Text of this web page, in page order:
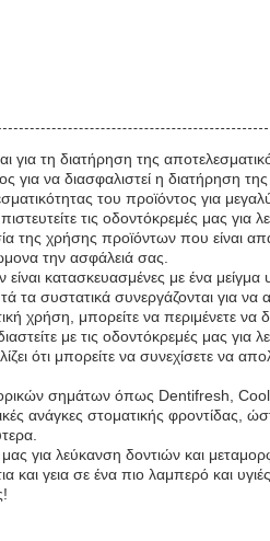
για τη διατήρηση της
να διασφαλιστεί η διατήρηση
του προϊόντος για
τις οδοντόκρεμές μας για
της χρήσης προϊόντων που είναι
την ασφάλειά σας.
κατασκευασμένες με ένα
τα συστατικά συνεργάζονται για
χρήση, μπορείτε να περιμένετε να
με τις οδοντόκρεμές μας για
ότι μπορείτε να συνεχίσετε να
σημάτων όπως Dentifresh,
ανάγκες στοματικής φροντίδας,
για λεύκανση δοντιών και
και γεια σε ένα πιο λαμπερό και